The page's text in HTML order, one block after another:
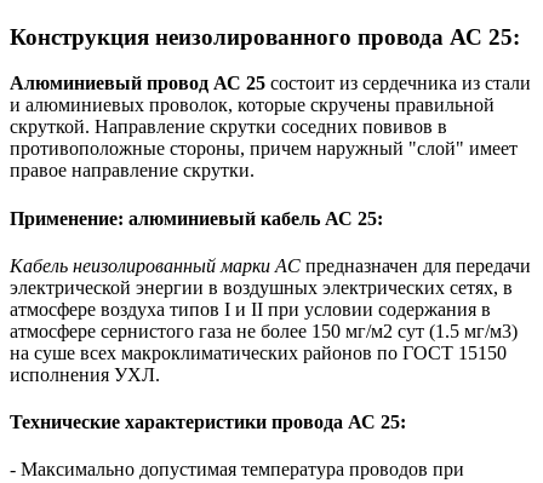
Конструкция неизолированного провода АС 25:
Алюминиевый провод АС 25 состоит из сердечника из стали
и алюминиевых проволок, которые скручены правильной
скруткой. Направление скрутки соседних повивов в
противоположные стороны, причем наружный "слой" имеет
правое направление скрутки.
Применение: алюминиевый кабель АС 25:
Кабель неизолированный марки АС предназначен для передачи
электрической энергии в воздушных электрических сетях, в
атмосфере воздуха типов I и II при условии содержания в
атмосфере сернистого газа не более 150 мг/м2 сут (1.5 мг/м3)
на суше всех макроклиматических районов по ГОСТ 15150
исполнения УХЛ.
Технические характеристики провода АС 25:
- Максимально допустимая температура проводов при